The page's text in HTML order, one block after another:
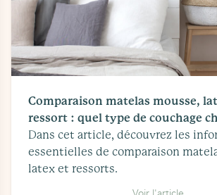
Comparaison matelas mousse,
ressort : quel type de couchage
Dans cet article, découvrez les
essentielles de comparaison
latex et ressorts.